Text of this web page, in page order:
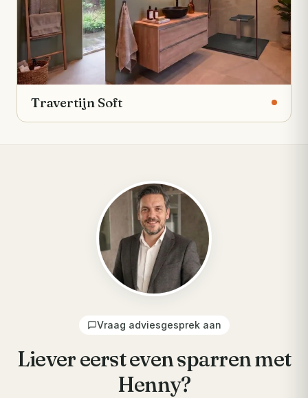
Travertijn Soft
Vraag adviesgesprek aan
Liever eerst even sparren met
Henny?